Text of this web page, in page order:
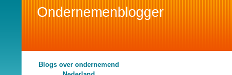
Ondernemenblogger
Blogs over ondernemend